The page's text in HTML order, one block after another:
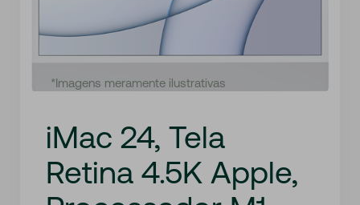
*Imagens meramente ilustrativas
iMac 24, Tela
Retina 4.5K Apple,